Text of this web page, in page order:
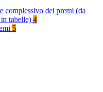
complessivo dei premi (da
tabelle) 4
5